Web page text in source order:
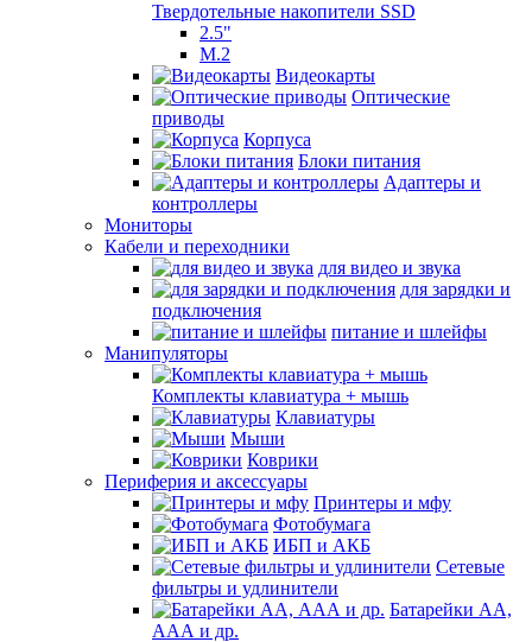
Твердотельные накопители SSD
2.5"
M.2
Видеокарты
Оптические
приводы
Корпуса
Блоки питания
Адаптеры и
контроллеры
Мониторы
Кабели и переходники
для видео и звука
для зарядки и
подключения
питание и шлейфы
Манипуляторы
Комплекты клавиатура + мышь
Клавиатуры
Мыши
Коврики
Периферия и аксессуары
Принтеры и мфу
Фотобумага
ИБП и АКБ
Сетевые
фильтры и удлинители
Батарейки АА,
ААА и др.